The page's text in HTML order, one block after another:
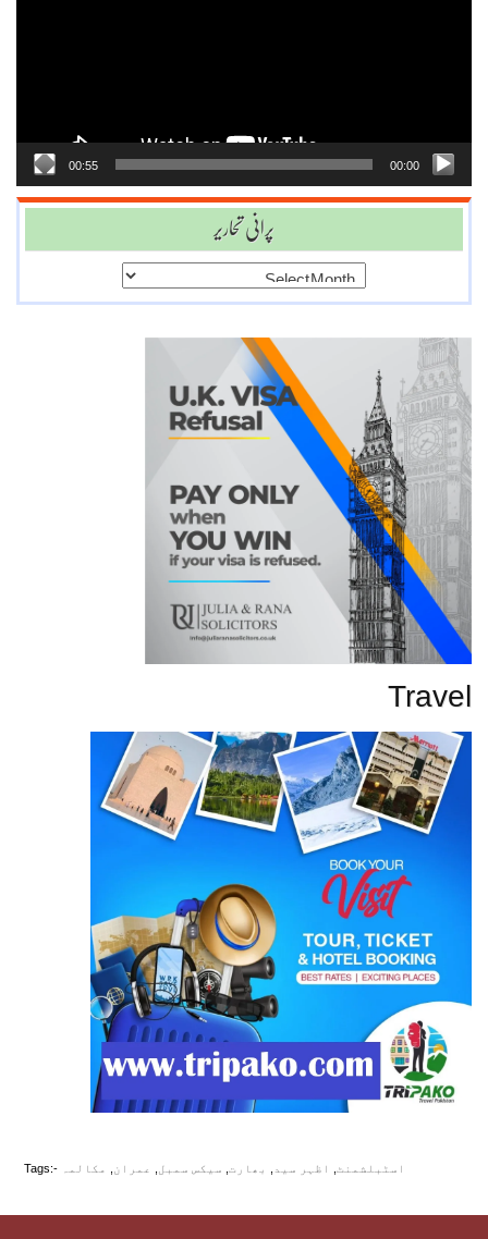
00:00
00:55
پرانی تحاریر
Travel
Tags:- اسٹبلشمنٹ اظہر سید بھارت سیکس سمبل عمران مکالمہ